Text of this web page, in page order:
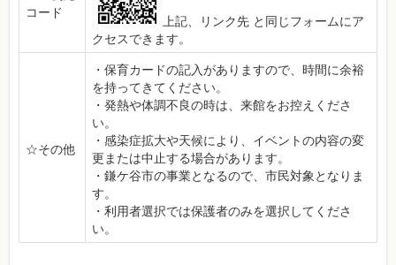
コード
上記、リンク先 と同じフォームにア
クセスできます。
☆その他
・保育カードの記入がありますので、時間に余裕
を持ってきてください。
・発熱や体調不良の時は、来館をお控えくださ
い。
・感染症拡大や天候により、イベントの内容の変
更または中止する場合があります。
・鎌ケ谷市の事業となるので、市民対象となりま
す。
・利用者選択では保護者のみを選択してくださ
い。